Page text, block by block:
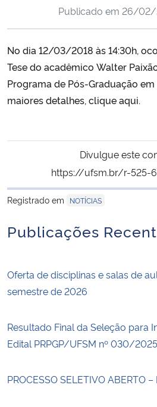
Ministério da Cidadania
Ministério de Minas e Energia
Ministério da Ciência, Tecnologia, Inovações e
Ministério do Turismo
Ministério do Desenvolvimento Regional
Controladoria-Geral da União
Secretaria-Geral
Secretaria de Governo
Publicado em 26/02/
No dia 12/03/2018 às 14:30h,
Tese do acadêmico Walter
Programa de Pós-Graduação em
maiores detalhes, clique aqui.
Divulgue este
https://ufsm.br/r-525-
Registrado em
NOTÍCIAS
Publicações
Oferta de disciplinas e salas de
semestre de 2026
Resultado Final da Seleção para
Edital PRPGP/UFSM nº 030/
PROCESSO SELETIVO ABERTO –